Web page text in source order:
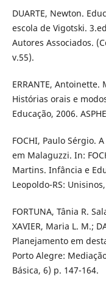
DUARTE, Newton.
escola de Vigotski.
Autores Associados.
v.55).
ERRANTE,
Histórias orais e
Educação, 2006.
FOCHI, Paulo Sérgio.
em Malaguzzi. In:
Martins. Infância e
Leopoldo-RS:
FORTUNA, Tânia R.
XAVIER, Maria L. M.;
Planejamento em
Porto Alegre:
Básica, 6) p. 147-164.